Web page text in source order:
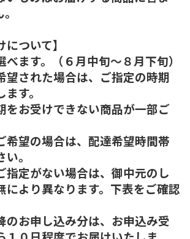
。
について】
ます。（６月中旬～８月下旬）
望された場合は、ご指定の時期
す。
お受けできない商品が一部ご
望の場合は、配達希望時間帯
。
定がない場合は、御中元のし
により異なります。下表をご確認
のお申し込み分は、お申込み受